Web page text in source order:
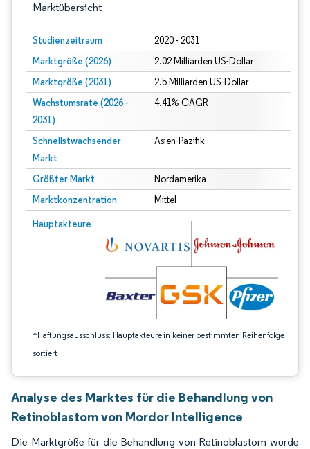
Marktübersicht
Studienzeitraum 2020 - 2031
Marktgröße (2026) 2.02 Milliarden US-Dollar
Marktgröße (2031) 2.5 Milliarden US-Dollar
Wachstumsrate (2026 -
2031)
4.41% CAGR
Schnellstwachsender
Markt
Asien-Pazifik
Größter Markt Nordamerika
Marktkonzentration Mittel
Hauptakteure
*Haftungsausschluss: Hauptakteure in keiner bestimmten Reihenfolge
sortiert
Bild © Mordor Intelligence. Wiederverwendung erfordert Namensnennung
Analyse des Marktes für die Behandlung von
Retinoblastom von Mordor Intelligence
Die Marktgröße für die Behandlung von Retinoblastom wurde